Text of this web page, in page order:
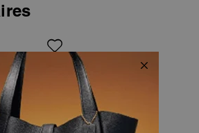
le porter de différentes façons,
tandis que les breloques
amovibles ajoutent une touche
ludique.